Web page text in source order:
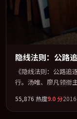
隐线法则：公路
《隐线法则：公路
行。汤唯、廖凡领衔
架，在叙事、表演与
及主流平台同步亮相
55,876 热度9.0分